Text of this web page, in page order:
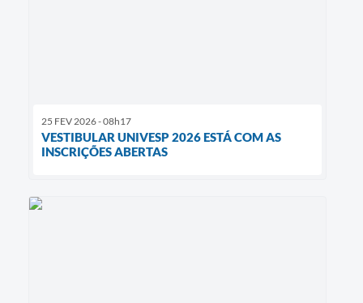
25 FEV 2026 - 08h17
VESTIBULAR UNIVESP 2026 ESTÁ COM AS
INSCRIÇÕES ABERTAS